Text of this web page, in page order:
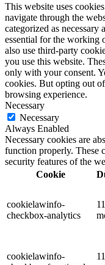
This website uses
navigate through the
categorized as necessary
essential for the working
also use third-party
you use this website.
only with your consent.
cookies. But opting out
browsing experience.
Necessary
Necessary
Always Enabled
Necessary cookies are
function properly. These
security features of the
Cookie
cookielawinfo-
checkbox-analytics
11
cookielawinfo-
11